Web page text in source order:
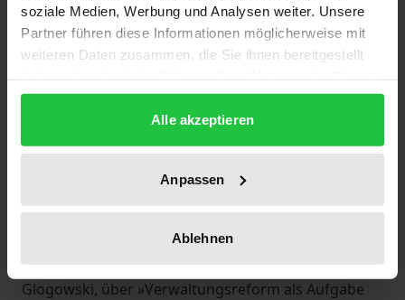
soziale Medien, Werbung und Analysen weiter. Unsere
Partner führen diese Informationen möglicherweise mit
weiteren Daten zusammen, die Sie ihnen bereitgestellt
gesammelt haben.
Alle akzeptieren
Anpassen
Ablehnen
kommunale Gebietskörperschaften dar. Ziel der 6.
Bad Iburger Gespräche war deshalb zunächst eine
Bestandsaufnahme der bisher ergriffenen
sowie der dabei gemachten Erfahrungen. Darüber
Maßnahmen erforderlich und geboten sind, um eine
effektivere und kostengünstigere
Verwaltungsorganisation zu erreichen.
Die Autoren und ihre Beiträge sind: Gerhard
Glogowski, über »Verwaltungsreform als Aufgabe